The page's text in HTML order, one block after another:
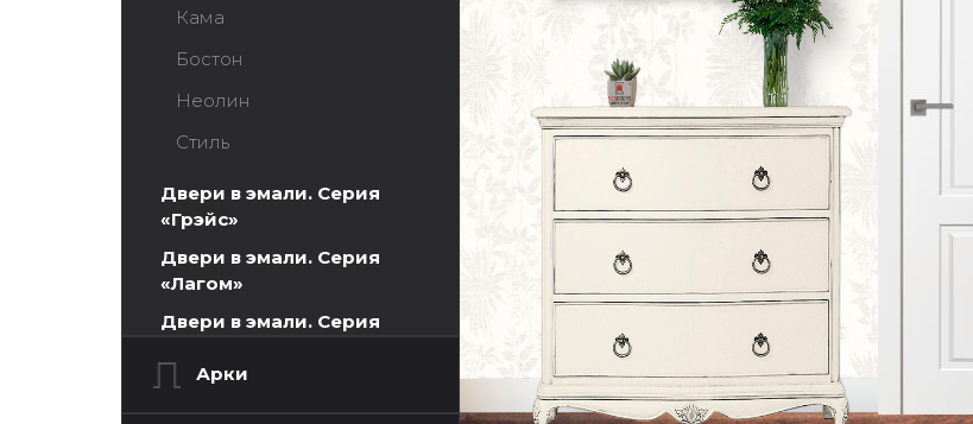
Кама
Бостон
Неолин
Стиль
Двери в эмали. Серия
«Грэйс»
Двери в эмали. Серия
«Лагом»
Двери в эмали. Серия
Двери в эмали. Серия
Арки